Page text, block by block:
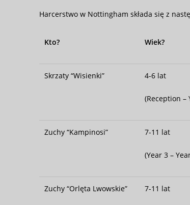
Harcerstwo w Nottingham składa się z
Kto? Wiek?
Skrzaty “Wisienki” 4-6 lat
(Reception –
Zuchy “Kampinosi” 7-11 lat
(Year 3 –
Zuchy “Orlęta Lwowskie” 7-11 lat